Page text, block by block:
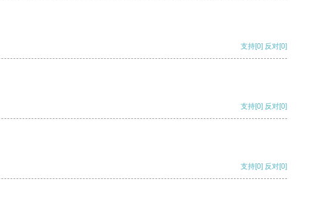
支持[0] 反对[0]
支持[0] 反对[0]
支持[0] 反对[0]